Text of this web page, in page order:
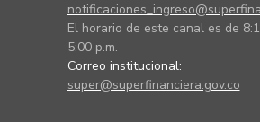
El horario de este canal es de
5:00 p.m.
Correo institucional:
super@superfinanciera.gov.co